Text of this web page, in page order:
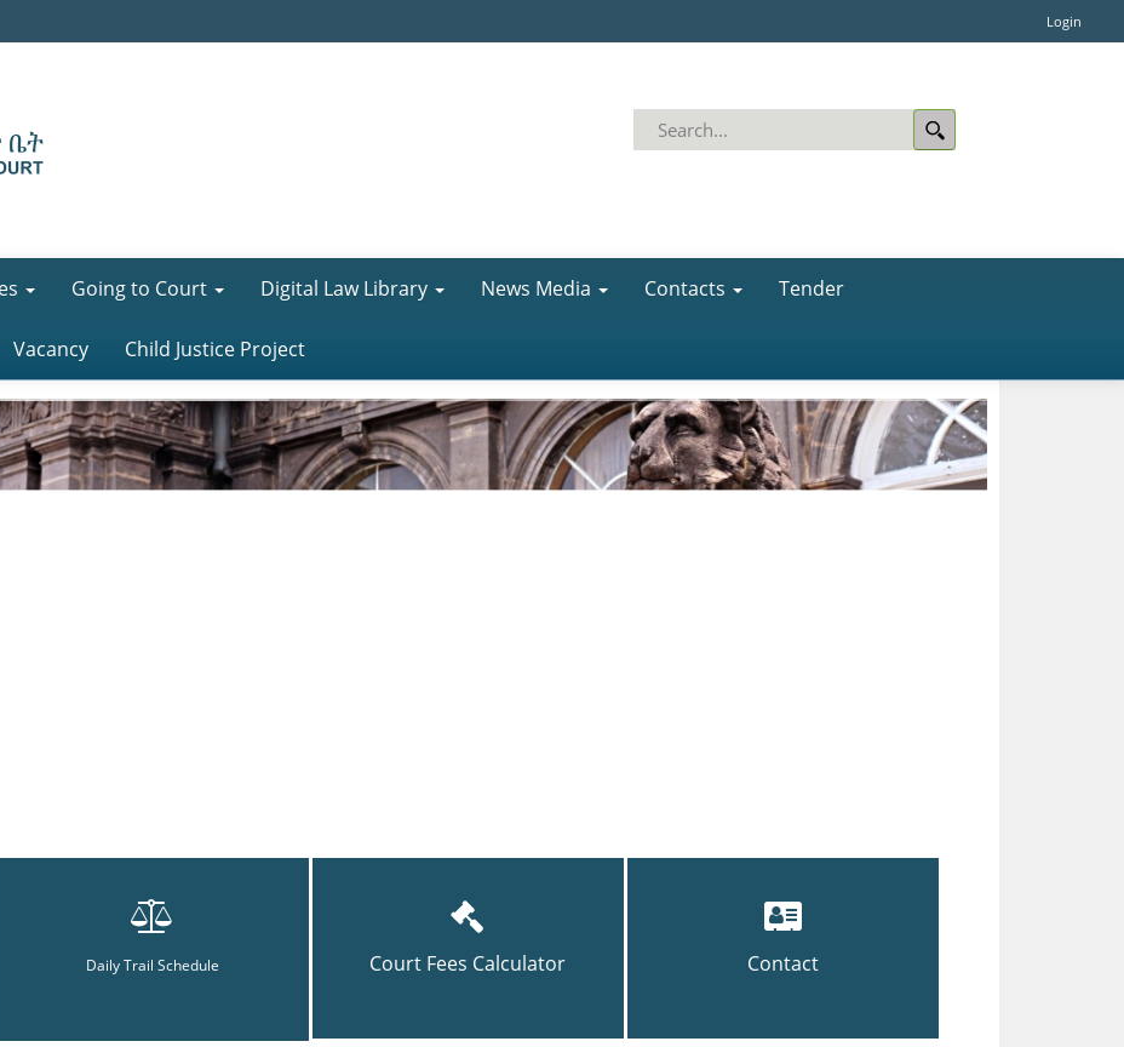
Login
Going to Court Digital Law Library News Media Contacts Tender
Vacancy Child Justice Project
Daily Trail Schedule Court Fees Calculator Contact